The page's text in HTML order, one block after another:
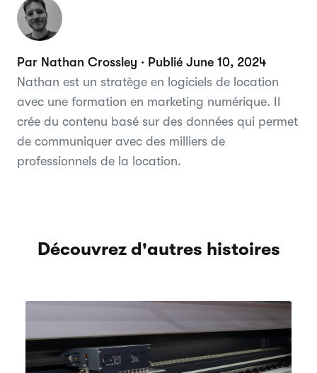
Par Nathan Crossley · Publié June 10, 2024
Nathan est un stratège en logiciels de location
avec une formation en marketing numérique. Il
crée du contenu basé sur des données qui permet
de communiquer avec des milliers de
professionnels de la location.
Découvrez d'autres histoires